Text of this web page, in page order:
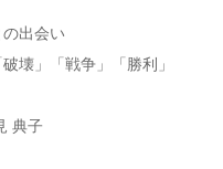
出会い
壊」「戦争」「勝利」
典子